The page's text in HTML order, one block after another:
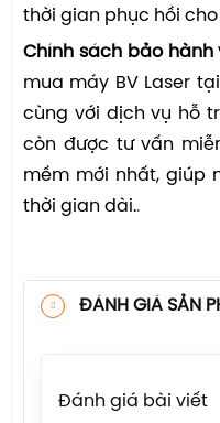
thời gian phục hồi
Chính sách bảo hành
mua máy BV Laser
cùng với dịch vụ hỗ
còn được tư vấn
mềm mới nhất, giúp
thời gian dài..
ĐÁNH GIÁ SẢN
Đánh giá bài viết